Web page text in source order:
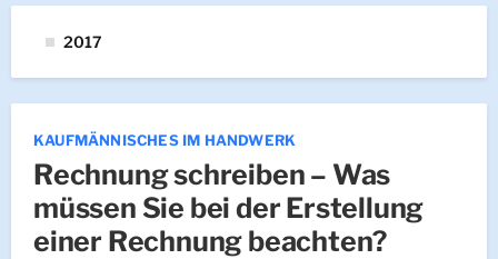
2017
KAUFMÄNNISCHES IM HANDWERK
Rechnung schreiben – Was
müssen Sie bei der Erstellung
einer Rechnung beachten?